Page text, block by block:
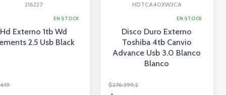
216227
EN STOCK
Hd Externo 1tb Wd
2.5 Usb Black
HDTCA40XW3CA
EN STOCK
Disco Duro Externo
Toshiba 4tb Canvio
Advance Usb 3.0 Blanco
Blanco
$276.399,2